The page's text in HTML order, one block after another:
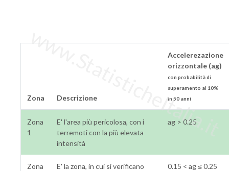
Zona Descrizione
Accelerezazione
orizzontale (ag)
con probabilità di
superamento al 10%
in 50 anni
Zona
1
E' l'area più pericolosa, con i
terremoti con la più elevata
intensità
ag > 0.25
Zona
E' la zona, in cui si verificano
0.15 < ag ≤ 0.25
www.StatisticheItalia.it